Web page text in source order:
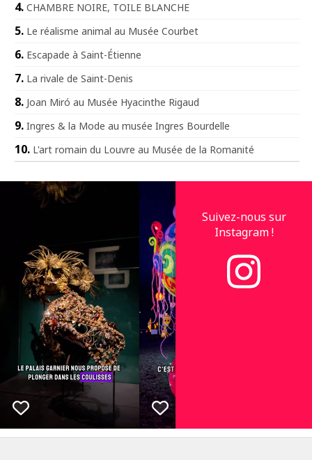
CHAMBRE NOIRE, TOILE BLANCHE
Le réalisme animal au Musée Courbet
Escapade à Saint-Étienne
La rivale de Saint-Denis
Joan Miró au Musée Hyacinthe Rigaud
Ingres & la Mode au musée Ingres Bourdelle
L'art romain du Louvre au Musée de la Romanité
Suivez-nous sur
Instagram !